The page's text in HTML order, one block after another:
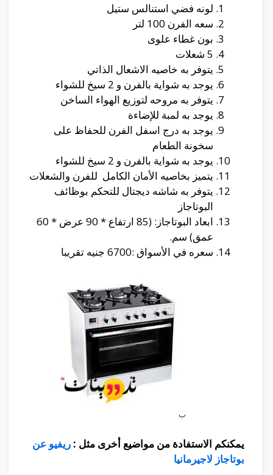
لونه فضي استنالس ستيل
سعه الفرن 100 لتر
بون غطاء علوى
5 شعلات
يتوفر به خاصيه الاشعال الذاتي
يوجد به شواية بالفرن و 2 سيخ للشواء
يتوفر به مروحه لتوزيع الهواء الساخن
يوجد به لمبة للإضاءة
يوجد به درج اسفل الفرن للحفاظ على
سخونة الطعام
يوجد به شواية بالفرن و 2 سيخ للشواء
يتميز بخاصيه الأمان الكامل للفرن والشعلات
يتوفر به شاشه ديجتال للتحكم بوظائف
البوتاجاز
ابعاد البوتاجاز: (85 ارتفاع * 90 عرض * 60
عمق) سم.
سعره في الأسواق :6700 جنيه تقريبا
ب
يمكنكم الاستفادة من مواضيع أخرى مثل : ريفيو عن
بوتاجاز لاجيرمانيا